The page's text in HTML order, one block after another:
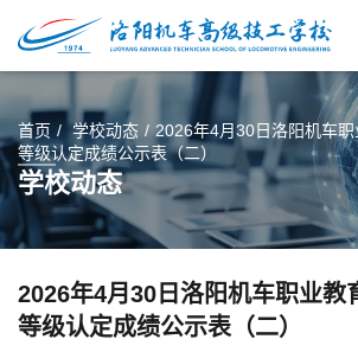
首页 学校动态
2026年4月30日洛阳机车
等级认定成绩公示表（二）
学校动态
2026年4月30日洛阳机车职业教
等级认定成绩公示表（二）